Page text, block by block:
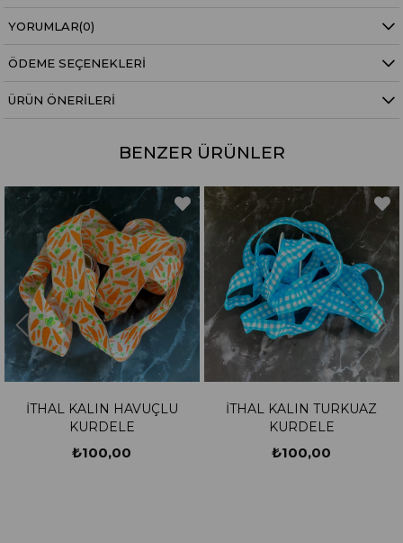
YORUMLAR(0)
ÖDEME SEÇENEKLERI
ÜRÜN ÖNERILERI
BENZER ÜRÜNLER
İTHAL KALIN HAVUÇLU
KURDELE
₺100,00
İTHAL KALIN TURKUAZ
KURDELE
₺100,00